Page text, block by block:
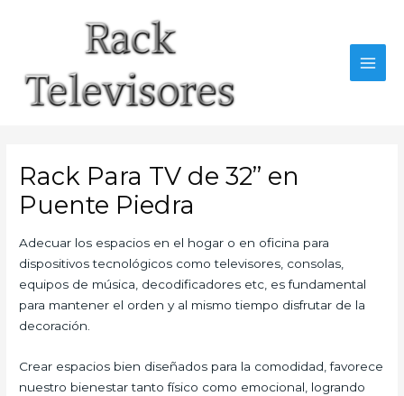
Rack Para TV de 32” en
Puente Piedra
Adecuar los espacios en el hogar o en oficina para
dispositivos tecnológicos como televisores, consolas,
equipos de música, decodificadores etc, es fundamental
para mantener el orden y al mismo tiempo disfrutar de la
decoración.
Crear espacios bien diseñados para la comodidad, favorece
nuestro bienestar tanto físico como emocional, logrando